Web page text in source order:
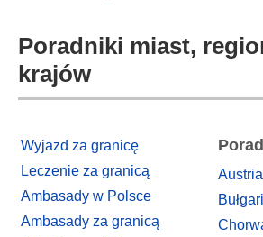
Poradniki miast,
krajów
Wyjazd za granicę
Leczenie za granicą
Ambasady w Polsce
Ambasady za granicą
Austria